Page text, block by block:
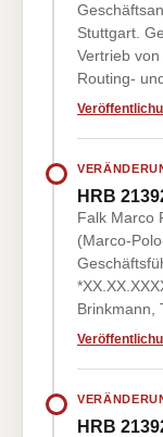
Stuttgart.
Vertrieb
Routing-
HRB
Falk Marco
(Marco-
Brinkmann,
HRB